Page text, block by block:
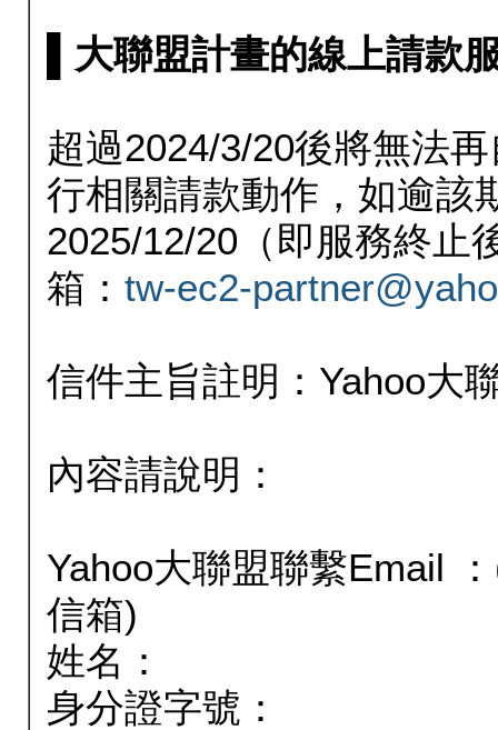
▌大聯盟計畫的線上請款
超過2024/3/20後將無法
行相關請款動作，如逾該
2025/12/20（即服務終止
箱： tw-ec2-
信件主旨註明：Yahoo大
內容請說明：
Yahoo大聯盟聯繫Email
信箱)
姓名：
身分證字號：